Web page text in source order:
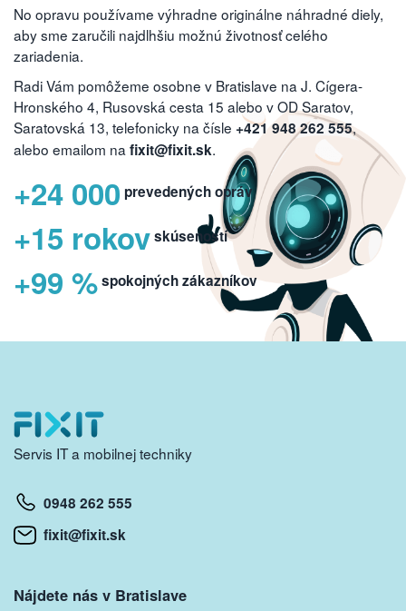
No opravu používame výhradne originálne náhradné diely,
aby sme zaručili najdlhšiu možnú životnosť celého
zariadenia.
Radi Vám pomôžeme osobne v Bratislave na J. Cígera-
Hronského 4, Rusovská cesta 15 alebo v OD Saratov,
Saratovská 13, telefonicky na čísle +421 948 262 555,
alebo emailom na fixit@fixit.sk.
+24 000 prevedených opráv
+15 rokovskúseností
+99 %spokojných zákazníkov
Servis IT a mobilnej techniky
0948 262 555
fixit@fixit.sk
Nájdete nás v Bratislave